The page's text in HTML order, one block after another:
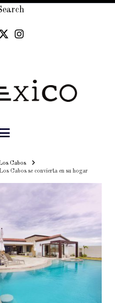
Navigation
Cabos
Cabos se convierta en su hogar